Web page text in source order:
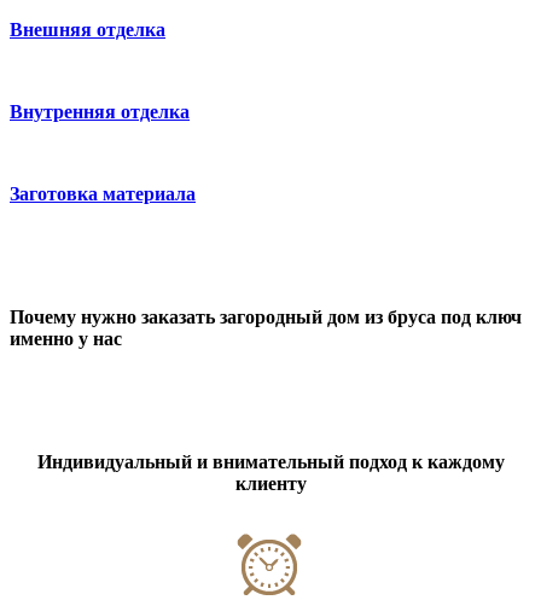
Внешняя отделка
Внутренняя отделка
Заготовка материала
Почему нужно заказать загородный дом из бруса под ключ
именно у нас
Индивидуальный и внимательный подход к каждому
клиенту